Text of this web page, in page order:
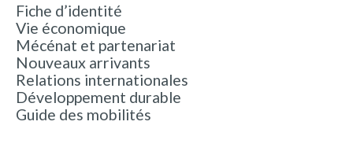
Fiche d’identité
Vie économique
Mécénat et partenariat
Nouveaux arrivants
Relations internationales
Développement durable
Guide des mobilités